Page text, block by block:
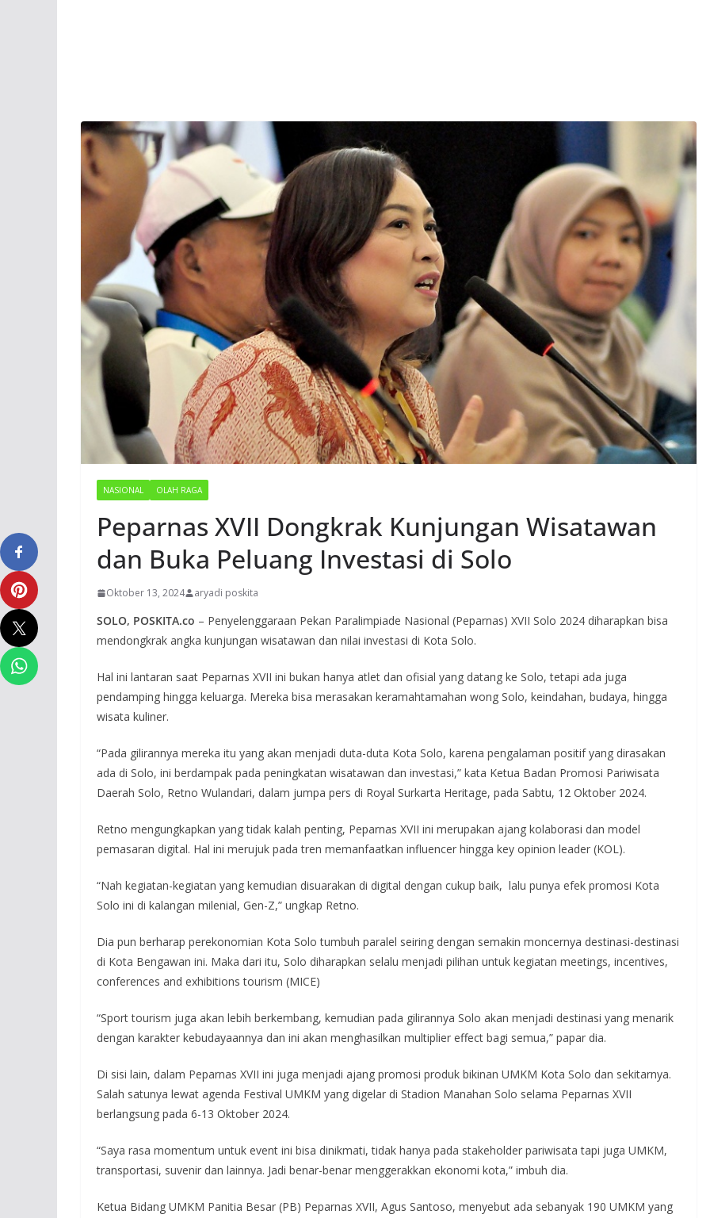
NASIONAL OLAH RAGA
Peparnas XVII Dongkrak Kunjungan Wisatawan
dan Buka Peluang Investasi di Solo
Oktober 13, 2024 aryadi poskita
SOLO, POSKITA.co – Penyelenggaraan Pekan Paralimpiade Nasional (Peparnas) XVII Solo 2024 diharapkan bisa
mendongkrak angka kunjungan wisatawan dan nilai investasi di Kota Solo.
Hal ini lantaran saat Peparnas XVII ini bukan hanya atlet dan ofisial yang datang ke Solo, tetapi ada juga
pendamping hingga keluarga. Mereka bisa merasakan keramahtamahan wong Solo, keindahan, budaya, hingga
wisata kuliner.
“Pada gilirannya mereka itu yang akan menjadi duta-duta Kota Solo, karena pengalaman positif yang dirasakan
ada di Solo, ini berdampak pada peningkatan wisatawan dan investasi,” kata Ketua Badan Promosi Pariwisata
Daerah Solo, Retno Wulandari, dalam jumpa pers di Royal Surkarta Heritage, pada Sabtu, 12 Oktober 2024.
Retno mengungkapkan yang tidak kalah penting, Peparnas XVII ini merupakan ajang kolaborasi dan model
pemasaran digital. Hal ini merujuk pada tren memanfaatkan influencer hingga key opinion leader (KOL).
“Nah kegiatan-kegiatan yang kemudian disuarakan di digital dengan cukup baik, lalu punya efek promosi Kota
Solo ini di kalangan milenial, Gen-Z,” ungkap Retno.
Dia pun berharap perekonomian Kota Solo tumbuh paralel seiring dengan semakin moncernya destinasi-destinasi
di Kota Bengawan ini. Maka dari itu, Solo diharapkan selalu menjadi pilihan untuk kegiatan meetings, incentives,
conferences and exhibitions tourism (MICE)
“Sport tourism juga akan lebih berkembang, kemudian pada gilirannya Solo akan menjadi destinasi yang menarik
dengan karakter kebudayaannya dan ini akan menghasilkan multiplier effect bagi semua,” papar dia.
Di sisi lain, dalam Peparnas XVII ini juga menjadi ajang promosi produk bikinan UMKM Kota Solo dan sekitarnya.
Salah satunya lewat agenda Festival UMKM yang digelar di Stadion Manahan Solo selama Peparnas XVII
berlangsung pada 6-13 Oktober 2024.
“Saya rasa momentum untuk event ini bisa dinikmati, tidak hanya pada stakeholder pariwisata tapi juga UMKM,
transportasi, suvenir dan lainnya. Jadi benar-benar menggerakkan ekonomi kota,” imbuh dia.
Ketua Bidang UMKM Panitia Besar (PB) Peparnas XVII, Agus Santoso, menyebut ada sebanyak 190 UMKM yang